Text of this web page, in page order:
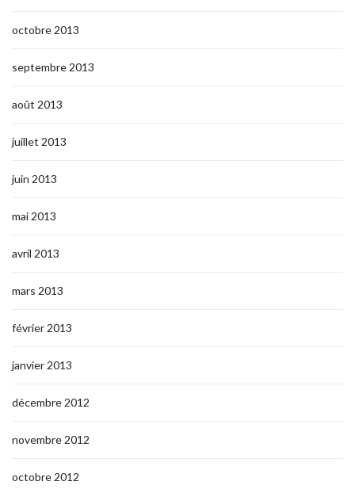
octobre 2013
septembre 2013
août 2013
juillet 2013
juin 2013
mai 2013
avril 2013
mars 2013
février 2013
janvier 2013
décembre 2012
novembre 2012
octobre 2012